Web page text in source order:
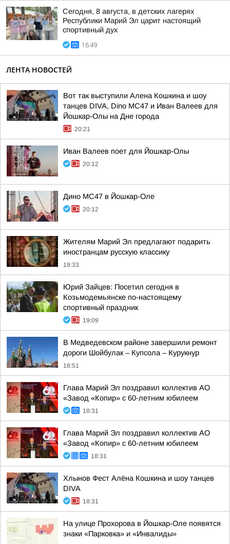
Сегодня, 8 августа, в детских лагерях
Республики Марий Эл царит настоящий
спортивный дух
16:49
ЛЕНТА НОВОСТЕЙ
Вот так выступили Алена Кошкина и шоу
танцев DIVA, Dino MC47 и Иван Валеев для
Йошкар-Олы на Дне города
20:21
Иван Валеев поет для Йошкар-Олы
20:12
Дино МС47 в Йошкар-Оле
20:12
Жителям Марий Эл предлагают подарить
иностранцам русскую классику
19:33
Юрий Зайцев: Посетил сегодня в
Козьмодемьянске по-настоящему
спортивный праздник
19:09
В Медведевском районе завершили ремонт
дороги Шойбулак – Купсола – Курукнур
18:51
Глава Марий Эл поздравил коллектив АО
«Завод «Копир» с 60-летним юбилеем
18:31
Глава Марий Эл поздравил коллектив АО
«Завод «Копир» с 60-летним юбилеем
18:31
Хлынов Фест Алёна Кошкина и шоу танцев
DIVA
18:31
На улице Прохорова в Йошкар-Оле появятся
знаки «Парковка» и «Инвалиды»